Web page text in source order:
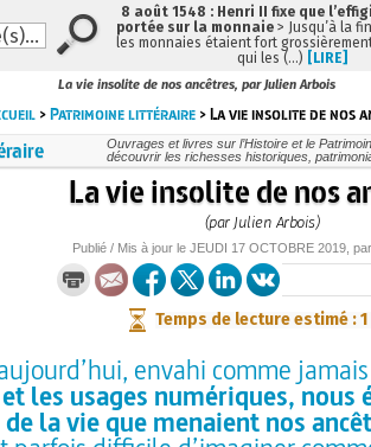
La vie insolite de nos ancêtres, par Julien Arbois
>Patrimoine littéraire > La vie insolite de nos
Ouvrages et livres sur l’Histoire et le
découvrir les richesses historiques,
La vie insolite de nos
(par Julien Arbois)
Publié / Mis à jour le JEUDI 17 OCTOBRE 2019,
Temps de lecture estimé : 1
envahi comme
les usages numériques, nous
la vie que menaient nos
8 août 1548 : Henri II fixe que
portée sur la monnaie> Jusqu’à la
les monnaies étaient fort
qui les (…) [LIRE]